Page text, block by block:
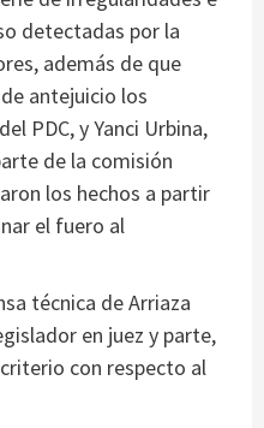
detectadas por la
además de que
antejuicio los
PDC, y Yanci Urbina,
de la comisión
los hechos a partir
el fuero al
técnica de Arriaza
en juez y parte,
con respecto al